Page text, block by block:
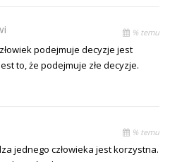
% temu
podejmuje decyzje jest
to, że podejmuje złe decyzje.
% temu
jednego człowieka jest korzystna.